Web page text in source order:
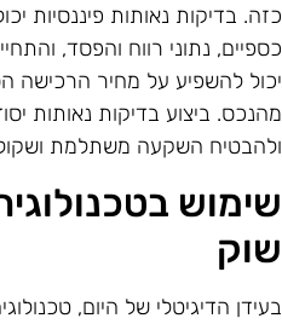
בדיקות נאותות פיננסיות
נתוני רווח והפסד,
להשפיע על מחיר הרכישה
ביצוע בדיקות נאותות
השקעה משתלמת
הדיגיטלי של היום,